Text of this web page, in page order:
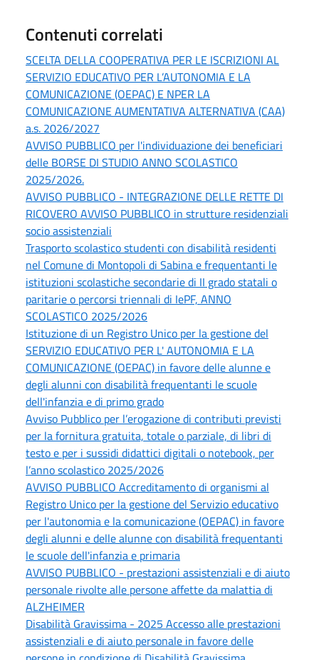
Contenuti correlati
SCELTA DELLA COOPERATIVA PER LE ISCRIZIONI AL
SERVIZIO EDUCATIVO PER L’AUTONOMIA E LA
COMUNICAZIONE (OEPAC) E NPER LA
COMUNICAZIONE AUMENTATIVA ALTERNATIVA (CAA)
a.s. 2026/2027
AVVISO PUBBLICO per l'individuazione dei beneficiari
delle BORSE DI STUDIO ANNO SCOLASTICO
2025/2026.
AVVISO PUBBLICO - INTEGRAZIONE DELLE RETTE DI
RICOVERO AVVISO PUBBLICO in strutture residenziali
socio assistenziali
Trasporto scolastico studenti con disabilità residenti
nel Comune di Montopoli di Sabina e frequentanti le
istituzioni scolastiche secondarie di II grado statali o
paritarie o percorsi triennali di IePF, ANNO
SCOLASTICO 2025/2026
Istituzione di un Registro Unico per la gestione del
SERVIZIO EDUCATIVO PER L' AUTONOMIA E LA
COMUNICAZIONE (OEPAC) in favore delle alunne e
degli alunni con disabilità frequentanti le scuole
dell'infanzia e di primo grado
Avviso Pubblico per l’erogazione di contributi previsti
per la fornitura gratuita, totale o parziale, di libri di
testo e per i sussidi didattici digitali o notebook, per
l’anno scolastico 2025/2026
AVVISO PUBBLICO Accreditamento di organismi al
Registro Unico per la gestione del Servizio educativo
per l'autonomia e la comunicazione (OEPAC) in favore
degli alunni e delle alunne con disabilità frequentanti
le scuole dell'infanzia e primaria
AVVISO PUBBLICO - prestazioni assistenziali e di aiuto
personale rivolte alle persone affette da malattia di
ALZHEIMER
Disabilità Gravissima - 2025 Accesso alle prestazioni
assistenziali e di aiuto personale in favore delle